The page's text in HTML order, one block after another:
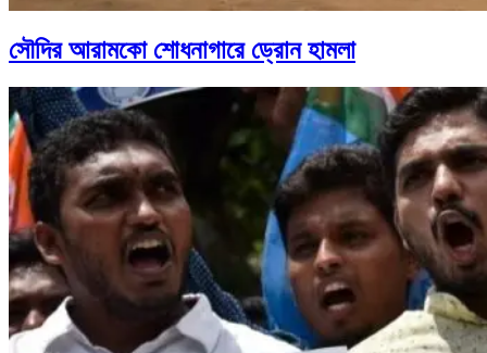
সৌদির আরামকো শোধনাগারে ড্রোন হামলা